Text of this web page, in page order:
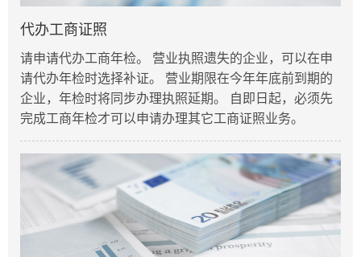
​代办工商证照
请申请代办工商年检。 营业执照遗失的企业，可以在申
请代办年检时选择补证。 营业期限在今年年底前到期的
企业，年检时将同步办理执照延期。 自即日起，必须先
完成工商年检才可以申请办理其它工商证照业务。